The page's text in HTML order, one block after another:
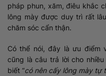
pháp phun, xăm, điêu khắc
lông mày được duy trì rất
chăm sóc cẩn thận.
Có thể nói, đây là ưu điểm
cũng là câu trả lời cho
biết “có nên cấy lông mày tự